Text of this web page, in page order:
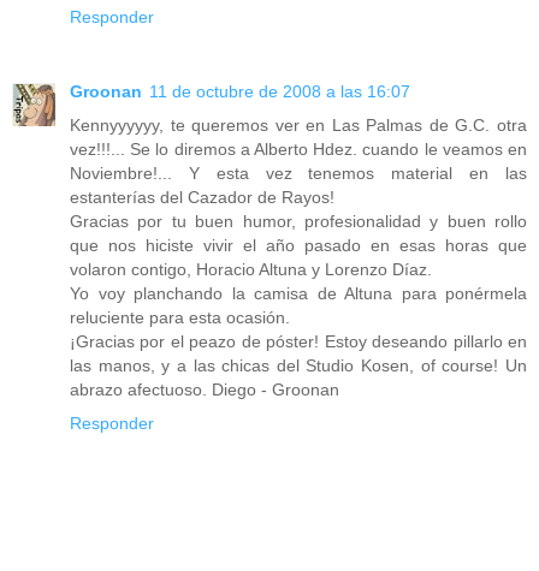
Responder
Groonan 11 de octubre de 2008 a las 16:07
Kennyyyyyy, te queremos ver en Las Palmas de G.C. otra
vez!!!... Se lo diremos a Alberto Hdez. cuando le veamos en
Noviembre!... Y esta vez tenemos material en las
estanterías del Cazador de Rayos!
Gracias por tu buen humor, profesionalidad y buen rollo
que nos hiciste vivir el año pasado en esas horas que
volaron contigo, Horacio Altuna y Lorenzo Díaz.
Yo voy planchando la camisa de Altuna para ponérmela
reluciente para esta ocasión.
¡Gracias por el peazo de póster! Estoy deseando pillarlo en
las manos, y a las chicas del Studio Kosen, of course! Un
abrazo afectuoso. Diego - Groonan
Responder